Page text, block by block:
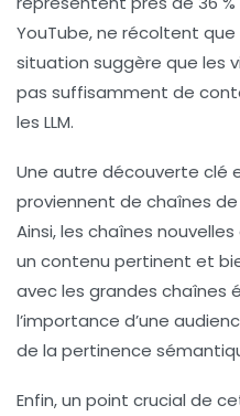
YouTube, ne récoltent
situation suggère que les
pas suffisamment de
les LLM.
Une autre découverte clé
proviennent de chaînes de
Ainsi, les chaînes
un contenu pertinent et
avec les grandes chaînes
l’importance d’une
de la pertinence
Enfin, un point crucial de